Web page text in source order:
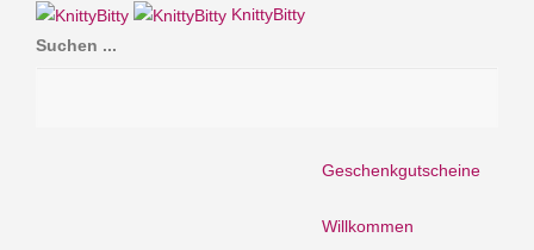
KnittyBitty
Suchen ...
Geschenkgutscheine
Willkommen